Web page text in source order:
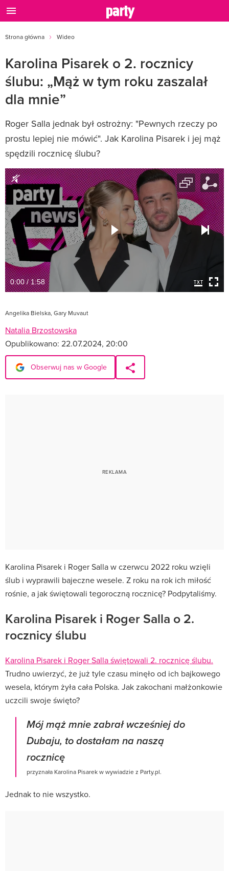
Strona główna Wideo
Karolina Pisarek o 2. rocznicy
ślubu: „Mąż w tym roku zaszalał
dla mnie”
Roger Salla jednak był ostrożny: "Pewnych rzeczy po
prostu lepiej nie mówić". Jak Karolina Pisarek i jej mąż
spędzili rocznicę ślubu?
0:00 / 1:58
Angelika Bielska, Gary Muvaut
Natalia Brzostowska
Opublikowano: 22.07.2024, 20:00
Obserwuj nas w Google
Karolina Pisarek i Roger Salla w czerwcu 2022 roku wzięli
ślub i wyprawili bajeczne wesele. Z roku na rok ich miłość
rośnie, a jak świętowali tegoroczną rocznicę? Podpytaliśmy.
Karolina Pisarek i Roger Salla o 2.
rocznicy ślubu
Karolina Pisarek i Roger Salla świętowali 2. rocznicę ślubu.
Trudno uwierzyć, że już tyle czasu minęło od ich bajkowego
wesela, którym żyła cała Polska. Jak zakochani małżonkowie
uczcili swoje święto?
Mój mąż mnie zabrał wcześniej do
Dubaju, to dostałam na naszą
rocznicę
przyznała Karolina Pisarek w wywiadzie z Party.pl.
Jednak to nie wszystko.